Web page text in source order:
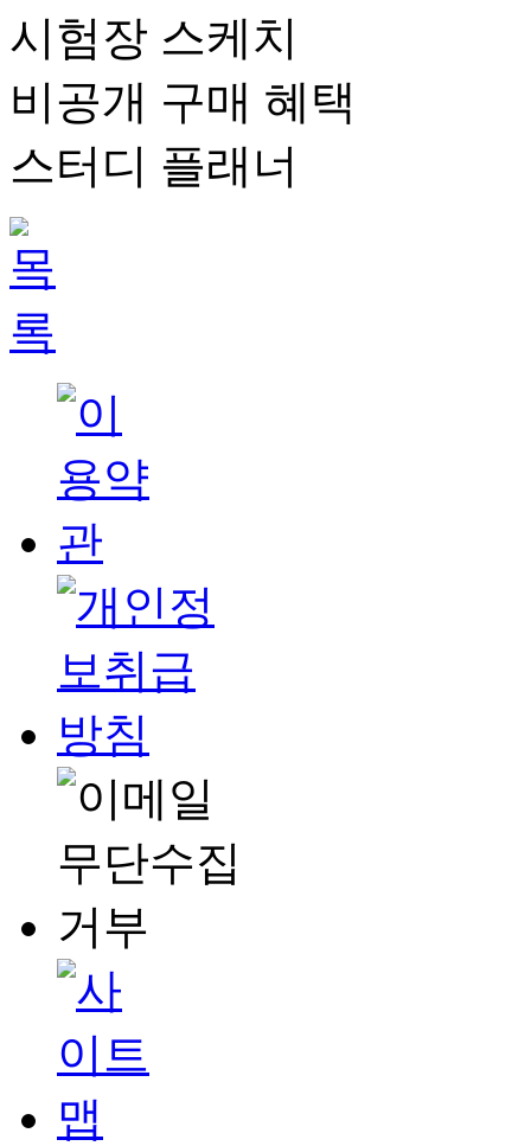
시험장 스케치
비공개 구매 혜택
스터디 플래너